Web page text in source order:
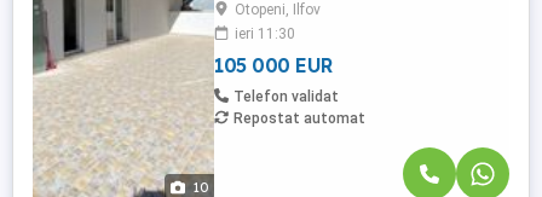
10
este compus dintr-un living cu bucatarie
open space, un dormitor, o baie, un hol cu
o suprafata ...
Otopeni, Ilfov
ieri 11:30
105 000 EUR
Telefon validat
Repostat automat